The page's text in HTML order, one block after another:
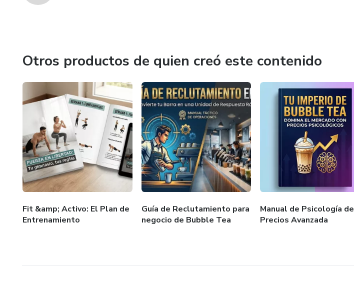
Otros productos de quien creó este contenido
Fit &amp; Activo: El Plan de
Entrenamiento
Guía de Reclutamiento para
negocio de Bubble Tea
Manual de Psicología de
Precios Avanzada